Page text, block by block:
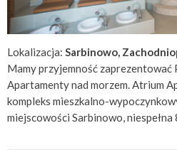
Lokalizacja: Sarbinowo,
Mamy przyjemność
Apartamenty nad morzem. Atrium
kompleks mieszkalno-
miejscowości Sarbinowo,